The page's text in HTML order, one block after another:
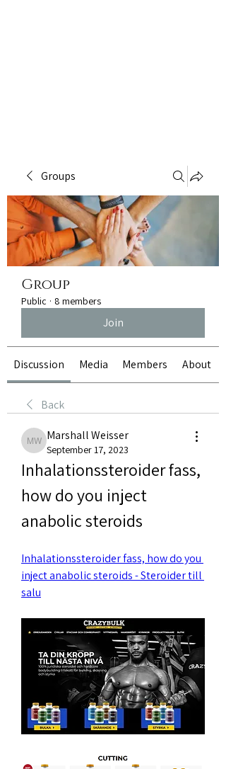
Groups
Group
Public · 8 members
Join
Discussion Media Members About
Back
Marshall Weisser
Marshall Weisser
September 17, 2023
Inhalationssteroider fass,
how do you inject
anabolic steroids
Inhalationssteroider fass, how do you
inject anabolic steroids - Steroider till
salu